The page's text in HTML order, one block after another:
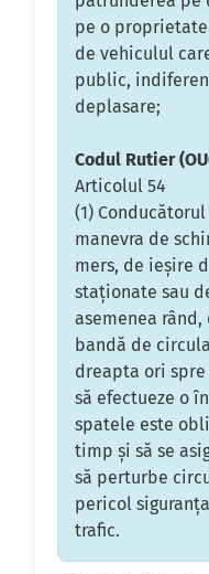
pe o
de vehiculul
public,
deplasare;
Codul Rutier
Articolul 54
(1)
manevra de
mers, de ieşire
staţionate sau
asemenea
bandă de
dreapta ori spre
să efectueze o
spatele este
timp şi să se
să perturbe
pericol
trafic.